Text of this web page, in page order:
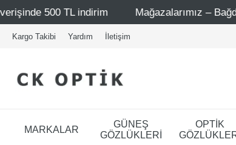
Mağazalarımız – Bağdat Caddesi 1 - Bağdat
Kargo Takibi Yardım İletişim
MARKALAR
GÜNEŞ
GÖZLÜKLERİ
OPTİK